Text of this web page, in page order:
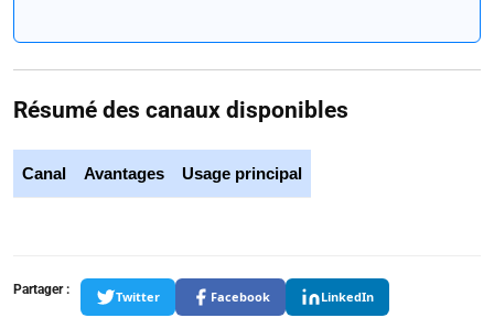
Résumé des canaux disponibles
Canal Avantages Usage principal
Partager : Twitter Facebook LinkedIn